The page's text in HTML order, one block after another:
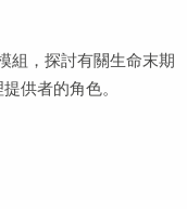
組，探討有關生命末期
供者的角色。